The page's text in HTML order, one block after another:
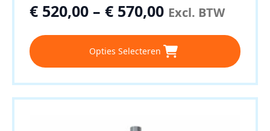
€ 520,00 – € 570,00 Excl. BTW
Opties Selecteren
Dit
product
heeft
meerdere
variaties.